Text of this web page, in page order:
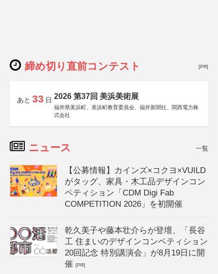
締め切り直前コンテスト [PR]
あと 33 日 2026 第37回 美浜美術展
福井県美浜町、美浜町教育委員会、福井新聞社、関西電力株
式会社
ニュース 一覧
【公募情報】カインズ×コクヨ×VUILD
がタッグ、家具・木工品デザインコン
ペティション「CDM Digi Fab
COMPETITION 2026」を初開催
乾久美子や藤本壮介らが登壇、「長谷
工 住まいのデザインコンペティション
20回記念 特別講演会」が8月19日に開
催[PR]